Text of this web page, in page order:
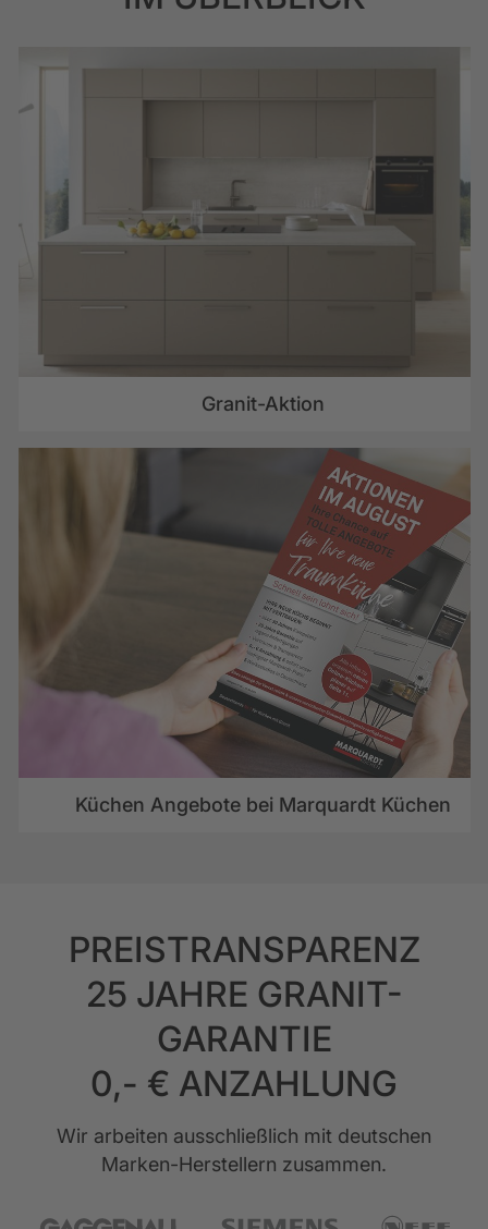
Granit-Aktion
Küchen Angebote bei Marquardt Küchen
PREISTRANSPARENZ
25 JAHRE GRANIT-
GARANTIE
0,- € ANZAHLUNG
Wir arbeiten ausschließlich mit deutschen
Marken-Herstellern zusammen.